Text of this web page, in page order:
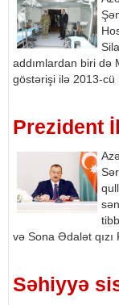
addımlardan biri də
göstərişi ilə 2013-cü
Prezident
və Sona Ədalət
Səhiyyə